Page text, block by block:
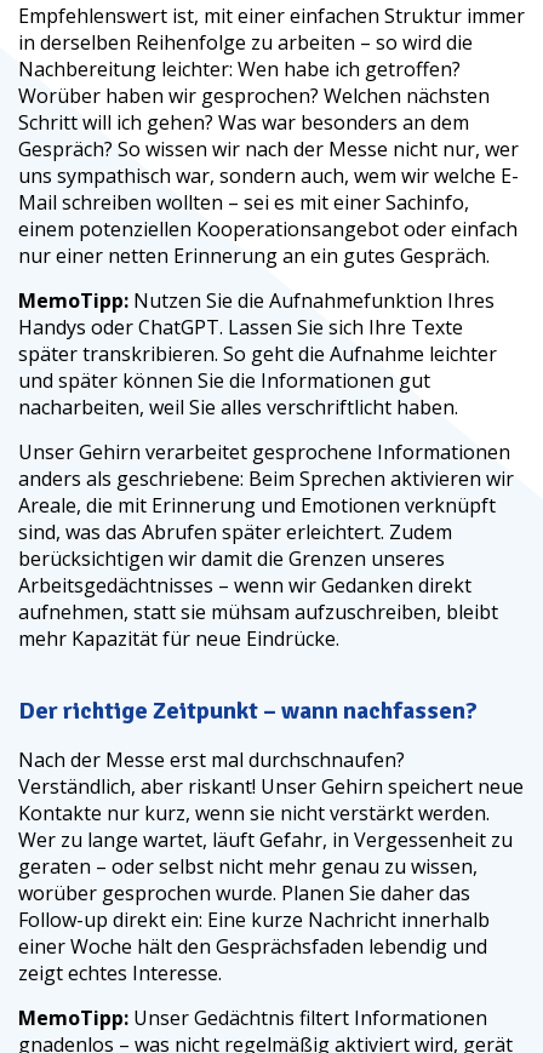
Empfehlenswert ist, mit einer einfachen Struktur immer
in derselben Reihenfolge zu arbeiten – so wird die
Nachbereitung leichter: Wen habe ich getroffen?
Worüber haben wir gesprochen? Welchen nächsten
Schritt will ich gehen? Was war besonders an dem
Gespräch? So wissen wir nach der Messe nicht nur, wer
uns sympathisch war, sondern auch, wem wir welche E-
Mail schreiben wollten – sei es mit einer Sachinfo,
einem potenziellen Kooperationsangebot oder einfach
nur einer netten Erinnerung an ein gutes Gespräch.
MemoTipp: Nutzen Sie die Aufnahmefunktion Ihres
Handys oder ChatGPT. Lassen Sie sich Ihre Texte
später transkribieren. So geht die Aufnahme leichter
und später können Sie die Informationen gut
nacharbeiten, weil Sie alles verschriftlicht haben.
Unser Gehirn verarbeitet gesprochene Informationen
anders als geschriebene: Beim Sprechen aktivieren wir
Areale, die mit Erinnerung und Emotionen verknüpft
sind, was das Abrufen später erleichtert. Zudem
berücksichtigen wir damit die Grenzen unseres
Arbeitsgedächtnisses – wenn wir Gedanken direkt
aufnehmen, statt sie mühsam aufzuschreiben, bleibt
mehr Kapazität für neue Eindrücke.
Der richtige Zeitpunkt – wann nachfassen?
Nach der Messe erst mal durchschnaufen?
Verständlich, aber riskant! Unser Gehirn speichert neue
Kontakte nur kurz, wenn sie nicht verstärkt werden.
Wer zu lange wartet, läuft Gefahr, in Vergessenheit zu
geraten – oder selbst nicht mehr genau zu wissen,
worüber gesprochen wurde. Planen Sie daher das
Follow-up direkt ein: Eine kurze Nachricht innerhalb
einer Woche hält den Gesprächsfaden lebendig und
zeigt echtes Interesse.
MemoTipp: Unser Gedächtnis filtert Informationen
gnadenlos – was nicht regelmäßig aktiviert wird, gerät